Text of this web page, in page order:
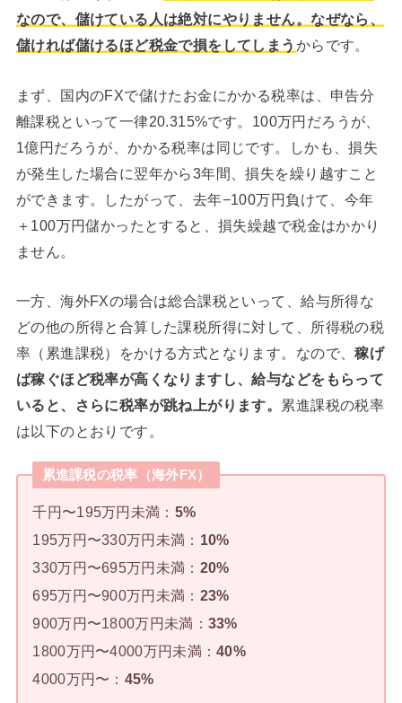
なので、儲けている人は絶対にやりません。なぜなら、
儲ければ儲けるほど税金で損をしてしまう からです。
まず、国内のFXで儲けたお金にかかる税率は、申告分
離課税といって一律20.315%です。100万円だろうが、
1億円だろうが、かかる税率は同じです。しかも、損失
が発生した場合に翌年から3年間、損失を繰り越すこと
ができます。したがって、去年−100万円負けて、今年
＋100万円儲かったとすると、損失繰越で税金はかかり
ません。
一方、海外FXの場合は総合課税といって、給与所得な
どの他の所得と合算した課税所得に対して、所得税の税
率（累進課税）をかける方式となります。なので、稼げ
ば稼ぐほど税率が高くなりますし、給与などをもらって
いると、さらに税率が跳ね上がります。 累進課税の税率
は以下のとおりです。
累進課税の税率（海外FX）
千円〜195万円未満： 5%
195万円〜330万円未満： 10%
330万円〜695万円未満： 20%
695万円〜900万円未満： 23%
900万円〜1800万円未満： 33%
1800万円〜4000万円未満：40%
4000万円〜： 45%